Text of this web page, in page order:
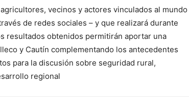
vecinos y actores vinculados al mundo
de redes sociales – y que realizará durante
resultados obtenidos permitirán aportar una
y Cautín complementando los antecedentes
para la discusión sobre seguridad rural,
regional